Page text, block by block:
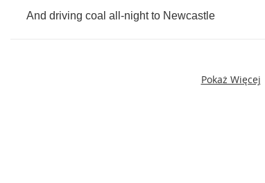
And driving coal all -night to Newcastle
Pokaż Więcej